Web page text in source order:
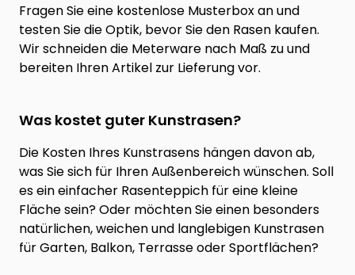
Fragen Sie eine kostenlose Musterbox an und
testen Sie die Optik, bevor Sie den Rasen kaufen.
Wir schneiden die Meterware nach Maß zu und
bereiten Ihren Artikel zur Lieferung vor.
Was kostet guter Kunstrasen?
Die Kosten Ihres Kunstrasens hängen davon ab,
was Sie sich für Ihren Außenbereich wünschen. Soll
es ein einfacher Rasenteppich für eine kleine
Fläche sein? Oder möchten Sie einen besonders
natürlichen, weichen und langlebigen Kunstrasen
für Garten, Balkon, Terrasse oder Sportflächen?